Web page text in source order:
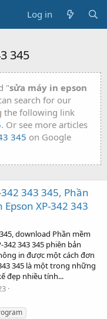
Log in
345
"sửa máy in epson
search for our
the following link
. Or see more articles
345 on Google
343 345, Phần
XP-342 343
download Phần mềm
343 345 phiên bản
in được một cách đơn
345 là một trong những
đẹp nhiều tính...